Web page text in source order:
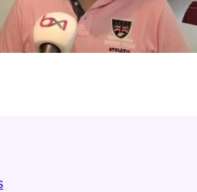
"Le commissiaire bruxellois